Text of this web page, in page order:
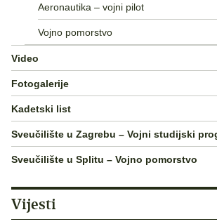
Aeronautika – vojni pilot
Vojno pomorstvo
Video
Fotogalerije
Kadetski list
Sveučilište u Zagrebu – Vojni studijski
Sveučilište u Splitu – Vojno pomorstvo
Vijesti